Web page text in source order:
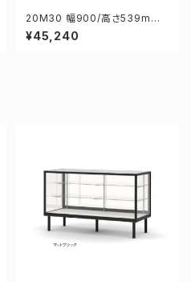
20M30 幅900/高さ539mm
業務用 ガラスケース ショーケー
ス コレクションケース ディスプ
¥45,240